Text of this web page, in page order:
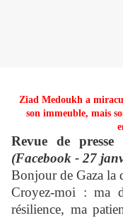
Ziad Medoukh a
son immeuble, mais s
Revue de
(Facebook - 27
Bonjour de Gaza la
Croyez-moi : ma
résilience, ma